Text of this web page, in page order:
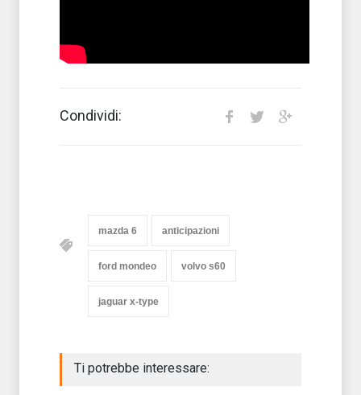
Condividi:
mazda 6 anticipazioni
ford mondeo volvo s60
jaguar x-type
Ti potrebbe interessare: